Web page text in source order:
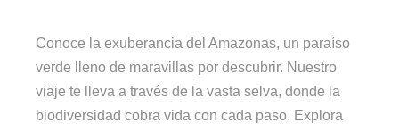
Conoce la exuberancia del Amazonas, un paraíso
verde lleno de maravillas por descubrir. Nuestro
viaje te lleva a través de la vasta selva, donde la
biodiversidad cobra vida con cada paso. Explora